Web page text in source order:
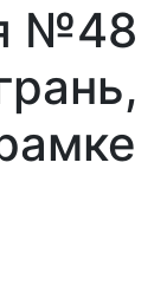
№48